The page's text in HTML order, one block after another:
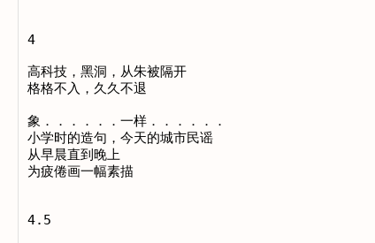
4
高科技，黑洞，从朱被隔开
格格不入，久久不退
象．．．．．．一样．．．．．．
小学时的造句，今天的城市民谣
从早晨直到晚上
为疲倦画一幅素描
4.5